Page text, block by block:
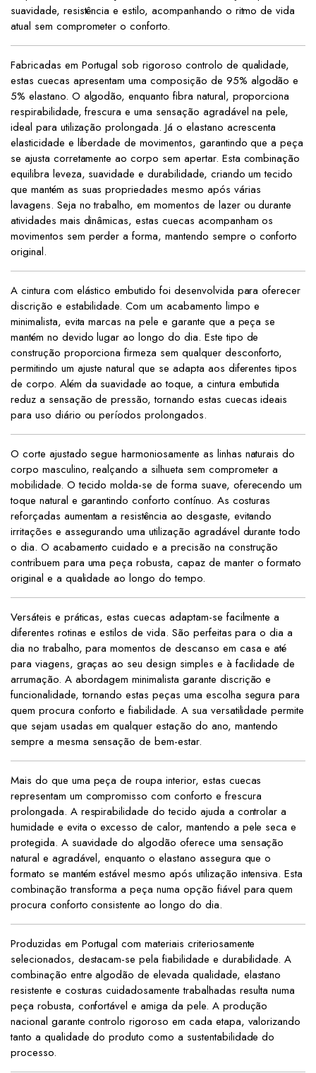
suavidade, resistência e estilo, acompanhando o ritmo de vida
atual sem comprometer o conforto.
Fabricadas em Portugal sob rigoroso controlo de qualidade,
estas cuecas apresentam uma composição de 95% algodão e
5% elastano. O algodão, enquanto fibra natural, proporciona
respirabilidade, frescura e uma sensação agradável na pele,
ideal para utilização prolongada. Já o elastano acrescenta
elasticidade e liberdade de movimentos, garantindo que a peça
se ajusta corretamente ao corpo sem apertar. Esta combinação
equilibra leveza, suavidade e durabilidade, criando um tecido
que mantém as suas propriedades mesmo após várias
lavagens. Seja no trabalho, em momentos de lazer ou durante
atividades mais dinâmicas, estas cuecas acompanham os
movimentos sem perder a forma, mantendo sempre o conforto
original.
A cintura com elástico embutido foi desenvolvida para oferecer
discrição e estabilidade. Com um acabamento limpo e
minimalista, evita marcas na pele e garante que a peça se
mantém no devido lugar ao longo do dia. Este tipo de
construção proporciona firmeza sem qualquer desconforto,
permitindo um ajuste natural que se adapta aos diferentes tipos
de corpo. Além da suavidade ao toque, a cintura embutida
reduz a sensação de pressão, tornando estas cuecas ideais
para uso diário ou períodos prolongados.
O corte ajustado segue harmoniosamente as linhas naturais do
corpo masculino, realçando a silhueta sem comprometer a
mobilidade. O tecido molda-se de forma suave, oferecendo um
toque natural e garantindo conforto contínuo. As costuras
reforçadas aumentam a resistência ao desgaste, evitando
irritações e assegurando uma utilização agradável durante todo
o dia. O acabamento cuidado e a precisão na construção
contribuem para uma peça robusta, capaz de manter o formato
original e a qualidade ao longo do tempo.
Versáteis e práticas, estas cuecas adaptam-se facilmente a
diferentes rotinas e estilos de vida. São perfeitas para o dia a
dia no trabalho, para momentos de descanso em casa e até
para viagens, graças ao seu design simples e à facilidade de
arrumação. A abordagem minimalista garante discrição e
funcionalidade, tornando estas peças uma escolha segura para
quem procura conforto e fiabilidade. A sua versatilidade permite
que sejam usadas em qualquer estação do ano, mantendo
sempre a mesma sensação de bem-estar.
Mais do que uma peça de roupa interior, estas cuecas
representam um compromisso com conforto e frescura
prolongada. A respirabilidade do tecido ajuda a controlar a
humidade e evita o excesso de calor, mantendo a pele seca e
protegida. A suavidade do algodão oferece uma sensação
natural e agradável, enquanto o elastano assegura que o
formato se mantém estável mesmo após utilização intensiva. Esta
combinação transforma a peça numa opção fiável para quem
procura conforto consistente ao longo do dia.
Produzidas em Portugal com materiais criteriosamente
selecionados, destacam-se pela fiabilidade e durabilidade. A
combinação entre algodão de elevada qualidade, elastano
resistente e costuras cuidadosamente trabalhadas resulta numa
peça robusta, confortável e amiga da pele. A produção
nacional garante controlo rigoroso em cada etapa, valorizando
tanto a qualidade do produto como a sustentabilidade do
processo.